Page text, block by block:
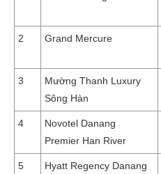
2 Grand Mercure
3
Mường Thanh Luxury
Sông Hàn
4
Novotel Danang
Premier Han River
5
Hyatt Regency Danang